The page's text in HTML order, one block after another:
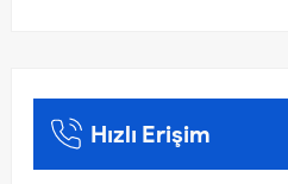
Hızlı Erişim